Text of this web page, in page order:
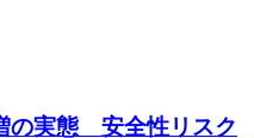
の実態 安全性リスク